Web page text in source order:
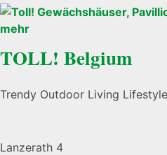
TOLL! Belgium
Trendy Outdoor Living Lifestyle
Lanzerath 4